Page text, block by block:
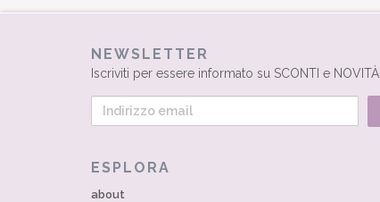
NEWSLETTER
Iscriviti per essere informato su SCONTI e NOVITÀ
ESPLORA
about